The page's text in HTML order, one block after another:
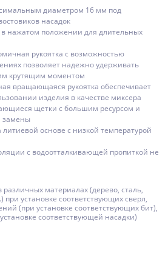
диаметром 16 мм под
насадок
нажатом положении для длительных
рукоятка с возможностью
позволяет надежно удерживать
крутящим моментом
вращающаяся рукоятка обеспечивает
изделия в качестве миксера
щетки с большим ресурсом и
замены
основе с низкой температурой
с водоотталкивающей пропиткой не
материалах (дерево, сталь,
при установке соответствующих сверл,
(при установке соответствующих бит),
соответствующей насадки)